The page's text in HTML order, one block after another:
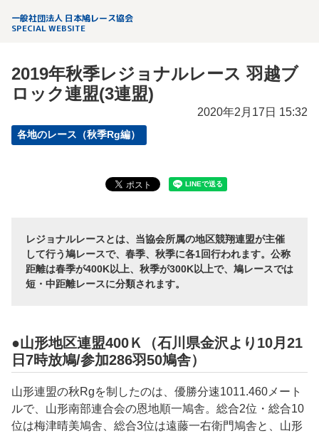
一般社団法人 日本鳩レース協会
SPECIAL WEBSITE
2019年秋季レジョナルレース 羽越ブ
ロック連盟(3連盟)
2020年2月17日 15:32
各地のレース（秋季Rg編）
レジョナルレースとは、当協会所属の地区競翔連盟が主催
して行う鳩レースで、春季、秋季に各1回行われます。公称
距離は春季が400K以上、秋季が300K以上で、鳩レースでは
短・中距離レースに分類されます。
●山形地区連盟400Ｋ（石川県金沢より10月21
日7時放鳩/参加286羽50鳩舎）
山形連盟の秋Rgを制したのは、優勝分速1011.460メート
ルで、山形南部連合会の恩地順一鳩舎。総合2位・総合10
位は梅津晴美鳩舎、総合3位は遠藤一右衛門鳩舎と、山形